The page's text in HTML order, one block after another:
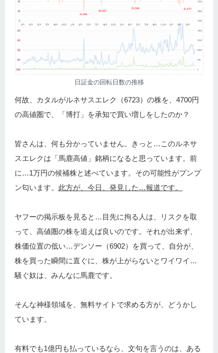
日証金の回転日数の推移
何故、カタルがルネサスエレク（6723）の株を、4700円
の高値圏で、「博打」を承知で買い増しをしたのか？
皆さんは、何も分かっていません。きっと…このルネサ
スエレクは「馬鹿高値」銘柄になると思っています。前
に…1万円の候補株と述べています。その可能性がプンプ
ン匂います。 此方が、今日、発見した…報道です。
ヤフーの掲示板を見ると…目先に拘る人は、リスクを取
って、高値圏の株を追えば良いのです。それが出来ず、
株価位置の低い…デンソー（6902）を買って、自分が、
株を買った瞬間に直ぐに、株が上がらないとワイワイ…
騒ぐ奴は、みんなに馬鹿です。
そんな神様領域を、無料サイトで求める方が、どうかし
ています。
有料でも1億円も払っているなら、文句を言うのは、ある